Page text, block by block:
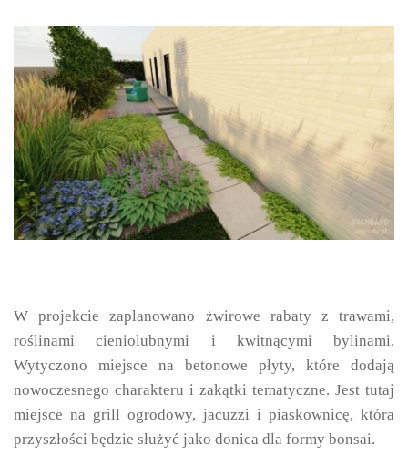
W projekcie zaplanowano żwirowe rabaty z trawami,
roślinami cieniolubnymi i kwitnącymi bylinami.
Wytyczono miejsce na betonowe płyty, które dodają
nowoczesnego charakteru i zakątki tematyczne. Jest tutaj
miejsce na grill ogrodowy, jacuzzi i piaskownicę, która
przyszłości będzie służyć jako donica dla formy bonsai.